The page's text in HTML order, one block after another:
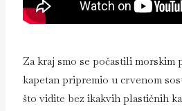
Za kraj smo se počastili morskim
kapetan pripremio u crvenom
što vidite bez ikakvih plastičnih